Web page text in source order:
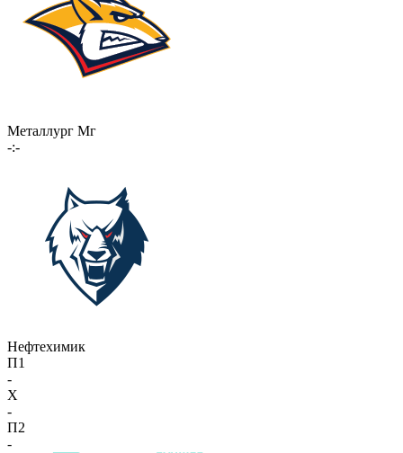
Металлург Мг
-:-
Нефтехимик
П1
-
X
-
П2
-